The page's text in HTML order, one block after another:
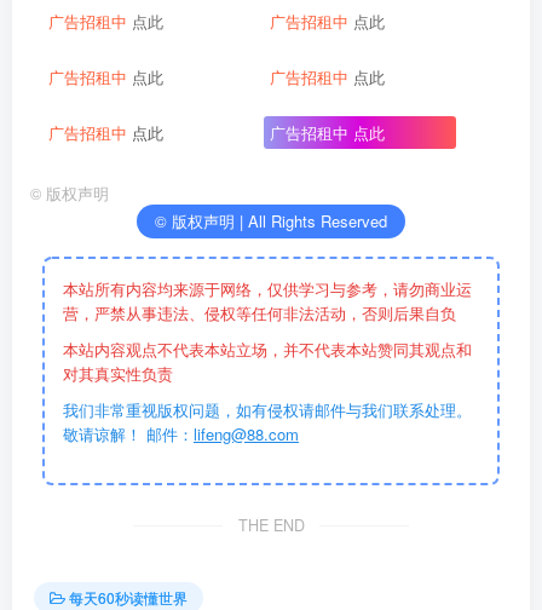
广告招租中 点此 广告招租中 点此
广告招租中 点此 广告招租中 点此
广告招租中 点此 广告招租中 点此
© 版权声明
© 版权声明 | All Rights Reserved
本站所有内容均来源于网络，仅供学习与参考，请勿商业运
营，严禁从事违法、侵权等任何非法活动，否则后果自负
本站内容观点不代表本站立场，并不代表本站赞同其观点和
对其真实性负责
我们非常重视版权问题，如有侵权请邮件与我们联系处理。
敬请谅解！ 邮件： lifeng@88.com
THE END
每天60秒读懂世界